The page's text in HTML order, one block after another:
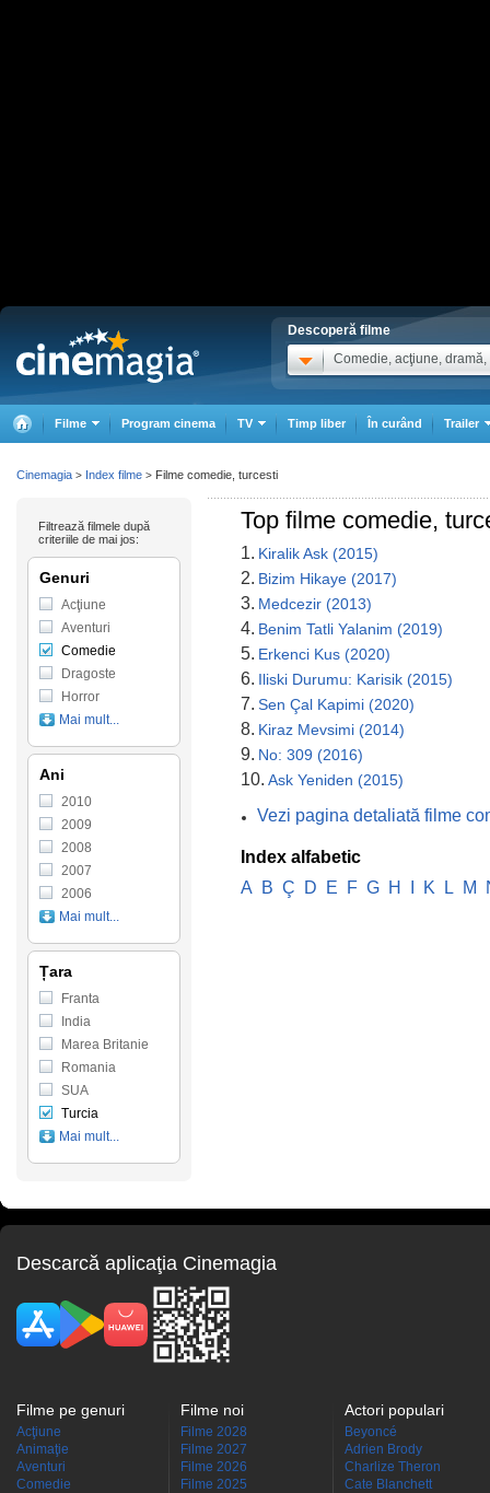
Descoperă filme
Comedie, acţiune, dramă,
Filme Program cinema TV Timp liber În curând Trailer
Top filme comedie,
1. Kiralik Ask (2015)
2. Bizim Hikaye (2017)
3. Medcezir (2013)
4. Benim Tatli Yalanim (2019)
5. Erkenci Kus (2020)
6. Iliski Durumu: Karisik (2015)
7. Sen Çal Kapimi (2020)
8. Kiraz Mevsimi (2014)
9. No: 309 (2016)
10. Ask Yeniden (2015)
Vezi pagina detaliată filme
Index alfabetic
A
B Ç D E F G H K L M
Filtrează filmele după
criteriile de mai jos:
Genuri
Acţiune
Aventuri
Comedie
Dragoste
Horror
Mai mult...
Ani
2010
2009
2008
2007
2006
Mai mult...
Țara
Franta
India
Marea Britanie
Romania
SUA
Turcia
Mai mult...
Cinemagia > Index filme > Filme comedie, turcesti
Descarcă aplicaţia Cinemagia
Filme pe genuri
Acţiune
Animaţie
Aventuri
Comedie
Filme noi
Filme 2028
Filme 2027
Filme 2026
Filme 2025
Actori populari
Beyoncé
Adrien Brody
Charlize Theron
Cate Blanchett